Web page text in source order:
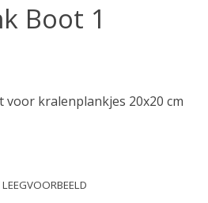
Boot 1
voor kralenplankjes 20x20 cm
product is